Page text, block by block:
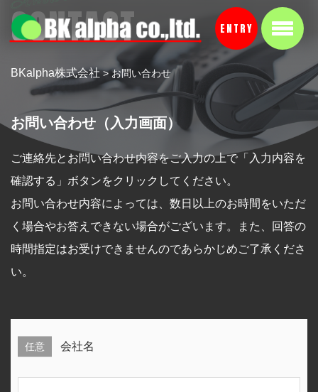
ENTRY
CONTACT
BKalpha株式会社>お問い合わせ
お問い合わせ（入力画面）
ご連絡先とお問い合わせ内容をご入力の上で「入力内容を
確認する」ボタンをクリックしてください。
お問い合わせ内容によっては、数日以上のお時間をいただ
く場合やお答えできない場合がございます。また、回答の
時間指定はお受けできませんのであらかじめご了承くださ
い。
会社名
任意